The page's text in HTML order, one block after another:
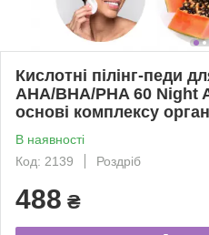
Кислотні пілінг-педи
AHA/BHA/PHA 60 Night
основі комплексу
В наявності
Код: 2139
Роздріб
488 ₴